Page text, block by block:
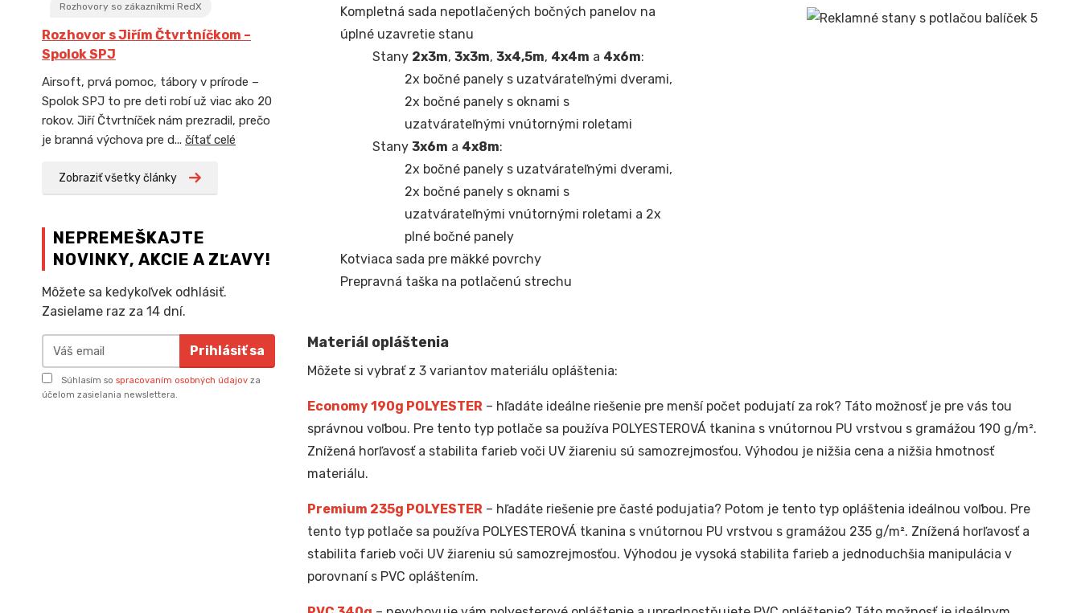
Rozhovory so zákazníkmi RedX
Rozhovor s Jiřím Čtvrtníčkom –
Spolok SPJ
Airsoft, prvá pomoc, tábory v prírode –
Spolok SPJ to pre deti robí už viac ako 20
rokov. Jiří Čtvrtníček nám prezradil, prečo
je branná výchova pre d... čítať celé
Zobraziť všetky články
NEPREMEŠKAJTE
NOVINKY, AKCIE A ZĽAVY!
Môžete sa kedykoľvek odhlásiť.
Zasielame raz za 14 dní.
Prihlásiť sa
Súhlasím so spracovaním osobných údajov za
účelom zasielania newslettera.
Kompletná sada nepotlačených bočných panelov na
úplné uzavretie stanu
Stany 2x3m, 3x3m, 3x4,5m, 4x4m a 4x6m:
2x bočné panely s uzatvárateľnými dverami,
2x bočné panely s oknami s
uzatvárateľnými vnútornými roletami
Stany 3x6m a 4x8m:
2x bočné panely s uzatvárateľnými dverami,
2x bočné panely s oknami s
uzatvárateľnými vnútornými roletami a 2x
plné bočné panely
Kotviaca sada pre mäkké povrchy
Prepravná taška na potlačenú strechu
Materiál opláštenia
Môžete si vybrať z 3 variantov materiálu opláštenia:
Economy 190g POLYESTER– hľadáte ideálne riešenie pre menší počet podujatí za rok? Táto možnosť je pre vás tou
správnou voľbou. Pre tento typ potlače sa používa POLYESTEROVÁ tkanina s vnútornou PU vrstvou s gramážou 190 g/m².
Znížená horľavosť a stabilita farieb voči UV žiareniu sú samozrejmosťou. Výhodou je nižšia cena a nižšia hmotnosť
materiálu.
Premium 235g POLYESTER– hľadáte riešenie pre časté podujatia? Potom je tento typ opláštenia ideálnou voľbou. Pre
tento typ potlače sa používa POLYESTEROVÁ tkanina s vnútornou PU vrstvou s gramážou 235 g/m². Znížená horľavosť a
stabilita farieb voči UV žiareniu sú samozrejmosťou. Výhodou je vysoká stabilita farieb a jednoduchšia manipulácia v
porovnaní s PVC opláštením.